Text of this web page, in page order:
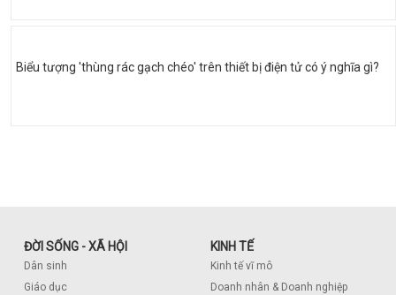
Biểu tượng 'thùng rác gạch chéo' trên thiết bị điện tử có ý nghĩa gì?
ĐỜI SỐNG - XÃ HỘI
Dân sinh
Giáo dục
KINH TẾ
Kinh tế vĩ mô
Doanh nhân & Doanh nghiệp